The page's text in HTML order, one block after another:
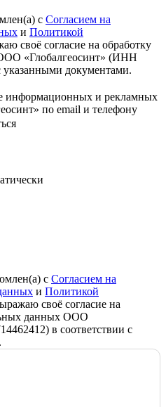
с Согласием на
и Политикой
своё согласие на обработку
«Глобалгеосинт» (ИНН
указанными документами.
информационных и рекламных
по email и телефону
с Согласием на
и Политикой
своё согласие на
данных ООО
в соответствии с